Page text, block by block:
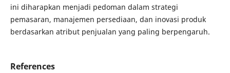
ini diharapkan menjadi pedoman dalam strategi
pemasaran, manajemen persediaan, dan inovasi produk
berdasarkan atribut penjualan yang paling berpengaruh.
References